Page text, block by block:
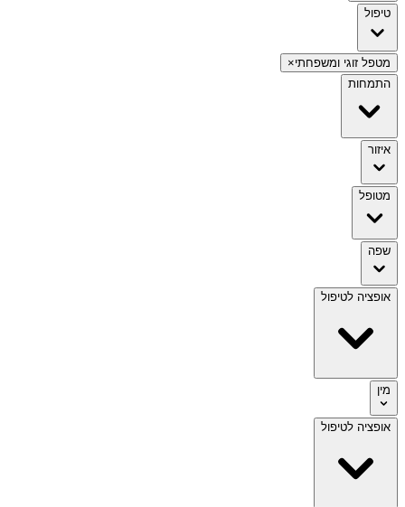
טיפול
מטפל זוגי ומשפחתי×
התמחות
איזור
מטופל
שפה
אופציה לטיפול
מין
אופציה לטיפול